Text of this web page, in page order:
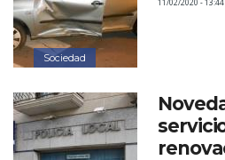
Sociedad
11/02/2020 - 13:44